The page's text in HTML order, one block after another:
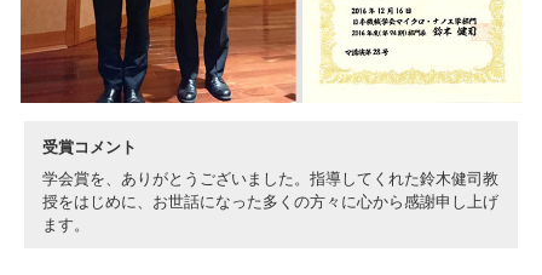
Pick Up
受賞コメント
学会賞を、ありがとうございました。指導してくれた鈴木健司教
授をはじめに、お世話になった多くの方々に心から感謝申し上げ
ます。